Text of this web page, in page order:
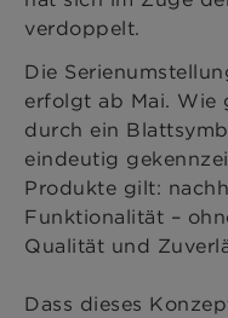
verdoppelt.
Die
erfolgt ab Mai. Wie
durch ein
eindeutig
Produkte gilt:
Funktionalität –
Qualität und
Dass dieses